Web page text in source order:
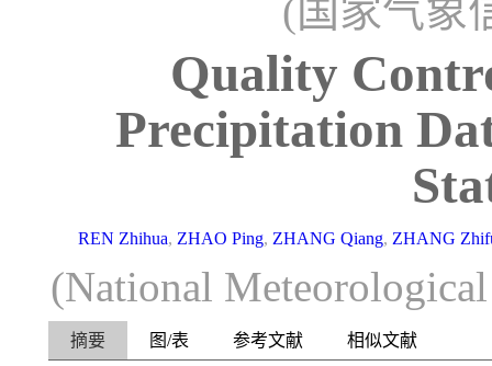
(国家气象
Quality
Precipitation
REN Zhihua, ZHAO Ping, ZHANG Qiang, ZHANG
(National
摘要 图/表 参考文献 相似文献